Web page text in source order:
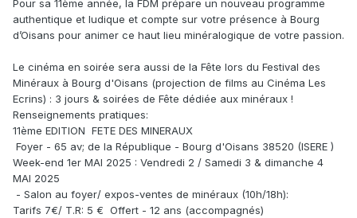
Pour sa 11ème année, la FDM prépare un nouveau programme
authentique et ludique et compte sur votre présence à Bourg
d’Oisans pour animer ce haut lieu minéralogique de votre passion.
Le cinéma en soirée sera aussi de la Fête lors du Festival des
Minéraux à Bourg d'Oisans (projection de films au Cinéma Les
Ecrins) : 3 jours & soirées de Fête dédiée aux minéraux !
Renseignements pratiques:
11ème EDITION FETE DES MINERAUX
Foyer - 65 av; de la République - Bourg d'Oisans 38520 (ISERE )
Week-end 1er MAI 2025 : Vendredi 2 / Samedi 3 & dimanche 4
MAI 2025
- Salon au foyer/ expos-ventes de minéraux (10h/18h):
Tarifs 7€/ T.R: 5 € Offert - 12 ans (accompagnés)